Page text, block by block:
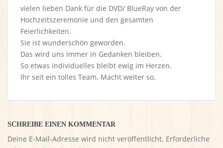
vielen lieben Dank für die DVD/ BlueRay von der
Hochzeitszeremonie und den gesamten
Feierlichkeiten.
Sie ist wunderschön geworden.
Das wird uns immer in Gedanken bleiben.
So etwas individuelles bleibt ewig im Herzen.
Ihr seit ein tolles Team. Macht weiter so.
SCHREIBE EINEN KOMMENTAR
Deine E-Mail-Adresse wird nicht veröffentlicht. Erforderliche